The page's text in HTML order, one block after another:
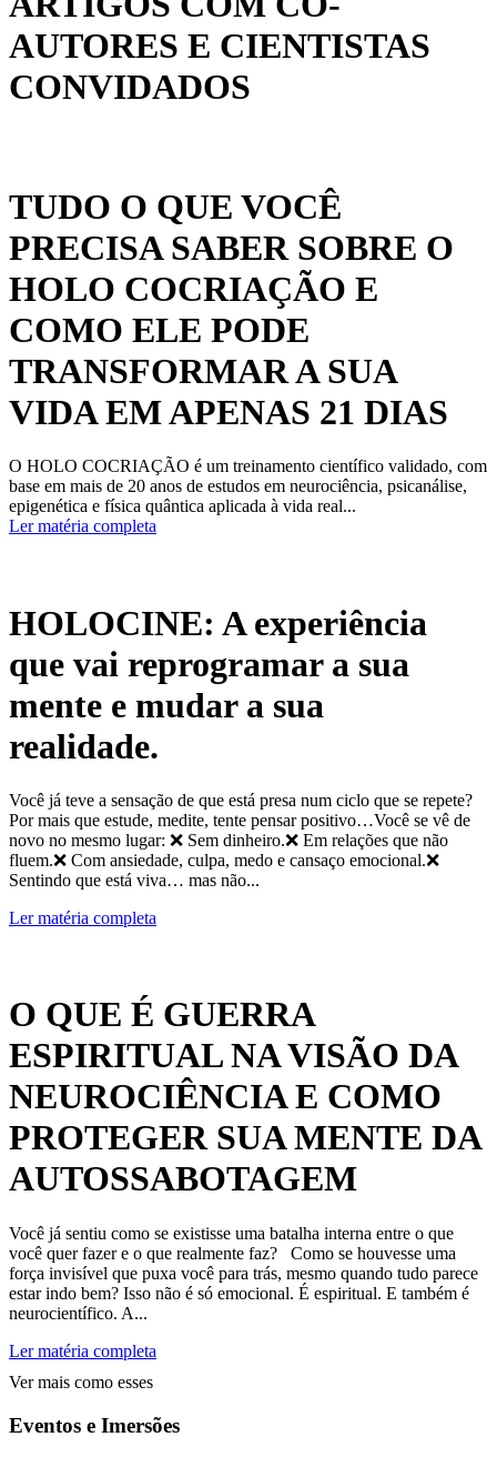
AUTORES E CIENTISTAS
CONVIDADOS
TUDO O QUE VOCÊ
PRECISA SABER SOBRE O
HOLO COCRIAÇÃO E
COMO ELE PODE
TRANSFORMAR A SUA
VIDA EM APENAS 21 DIAS
O HOLO COCRIAÇÃO é um treinamento científico validado, com
base em mais de 20 anos de estudos em neurociência, psicanálise,
epigenética e física quântica aplicada à vida real...
Ler matéria completa
HOLOCINE: A experiência
que vai reprogramar a sua
mente e mudar a sua
realidade.
Você já teve a sensação de que está presa num ciclo que se repete?
Por mais que estude, medite, tente pensar positivo…Você se vê de
novo no mesmo lugar: ❌ Sem dinheiro.❌ Em relações que não
fluem.❌ Com ansiedade, culpa, medo e cansaço emocional.❌
Sentindo que está viva… mas não...
Ler matéria completa
O QUE É GUERRA
ESPIRITUAL NA VISÃO DA
NEUROCIÊNCIA E COMO
PROTEGER SUA MENTE DA
AUTOSSABOTAGEM
Você já sentiu como se existisse uma batalha interna entre o que
você quer fazer e o que realmente faz? Como se houvesse uma
força invisível que puxa você para trás, mesmo quando tudo parece
estar indo bem? Isso não é só emocional. É espiritual. E também é
neurocientífico. A...
Ler matéria completa
Ver mais como esses
Eventos e Imersões